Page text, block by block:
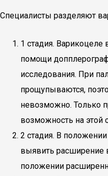
Специалисты разделяют
1 стадия.
помощи
исследования. При
прощупываются,
невозможно. Только
возможность на этой
2 стадия. В
выявить расширение
положении